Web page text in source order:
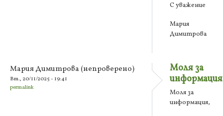
С уважение
Мария
Димитрова
Мария Димитрова (непроверено)
Вт., 20/11/2025 - 19:41
permalink
Моля за
Моля за
информация,